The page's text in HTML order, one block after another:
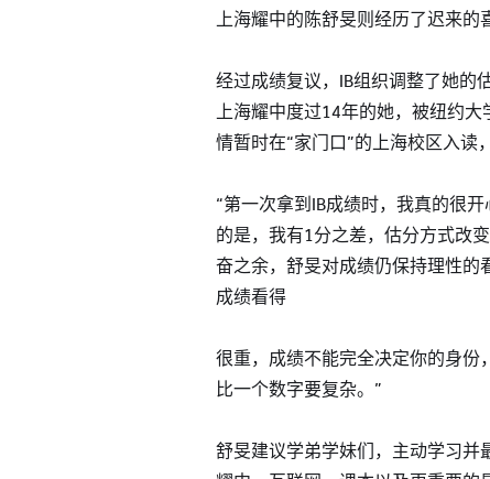
上海耀中的陈舒旻则经历了迟来的
经过成绩复议，IB组织调整了她的
上海耀中度过14年的她，被纽约
情暂时在“家门口”的上海校区入读
“第一次拿到IB成绩时，我真的很
的是，我有1分之差，估分方式改
奋之余，舒旻对成绩仍保持理性的
成绩看得
很重，成绩不能完全决定你的身份
比一个数字要复杂。”
舒旻建议学弟学妹们，主动学习并